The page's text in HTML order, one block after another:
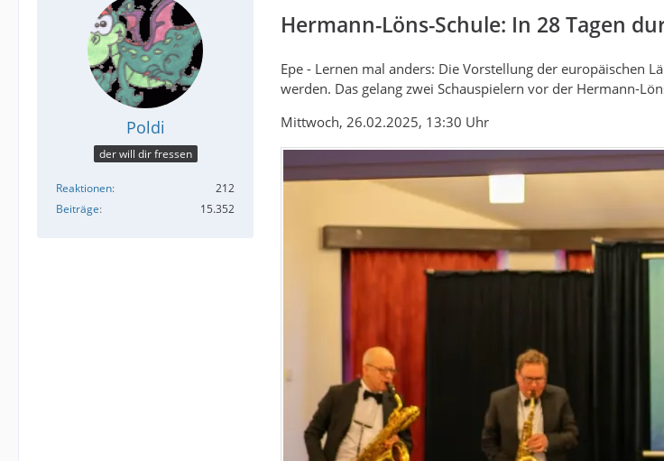
Poldi
der will dir fressen
Reaktionen
212
Beiträge
15.352
Hermann-Löns-Schule: In 28 Tagen
Epe - Lernen mal anders: Die Vorstellung der europäischen
werden. Das gelang zwei Schauspielern vor der Hermann-
Mittwoch, 26.02.2025, 13:30 Uhr